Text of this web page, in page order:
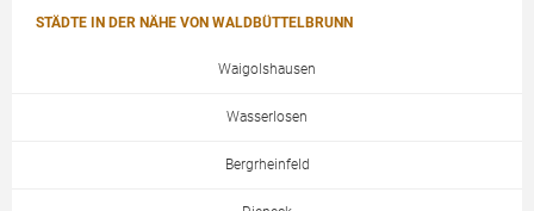
STÄDTE IN DER NÄHE VON WALDBÜTTELBRUNN
Waigolshausen
Wasserlosen
Bergrheinfeld